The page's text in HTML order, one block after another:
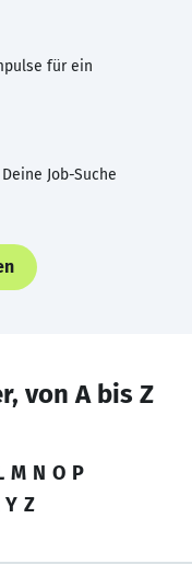
für ein
Job-Suche
von A bis Z
M N O P
Y Z